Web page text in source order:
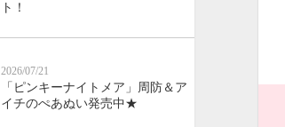
ト！
2026/07/21
「ピンキーナイトメア」周防＆ア
イチのぺあぬい発売中★